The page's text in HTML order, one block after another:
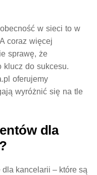
w sieci to w
coraz więcej
sprawę, że
klucz do sukcesu.
oferujemy
wyróżnić się na tle
dla
dla kancelarii – które są